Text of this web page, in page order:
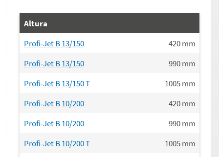
Altura
Profi-Jet B 13/150
420mm
Profi-Jet B 13/150
990mm
Profi-Jet B 13/150 T
1005mm
Profi-Jet B 10/200
420mm
Profi-Jet B 10/200
990mm
Profi-Jet B 10/200 T
1005mm